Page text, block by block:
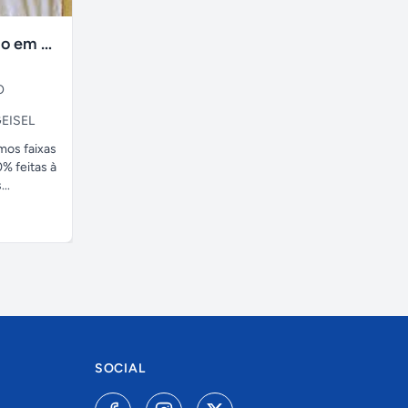
faixas no tecido em ate 24H
faixas
feitas à
SOCIAL